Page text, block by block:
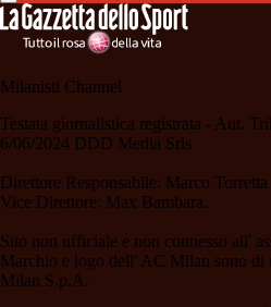
Milanisti Channel
Testata giornalistica registrata - Aut.
6/06/2024 DDD Media Srls
Direttore Responsabile: Marco Torretta
Vice Direttore: Max Bambara.
Sito non ufficiale e non connesso all'
Marchio e logo dell' AC Milan sono di
Milan S.p.A.